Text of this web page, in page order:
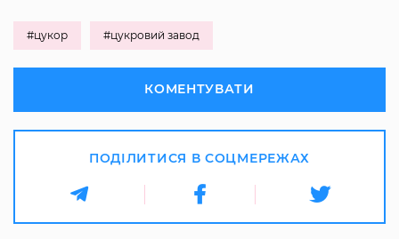
#цукор #цукровий завод
КОМЕНТУВАТИ
ПОДІЛИТИСЯ В СОЦМЕРЕЖАХ